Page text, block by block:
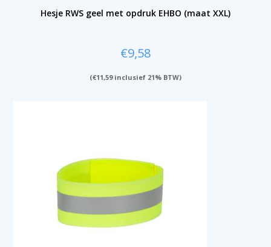
Hesje RWS geel met opdruk EHBO (maat XXL)
€9,58
(€11,59inclusief 21% BTW)